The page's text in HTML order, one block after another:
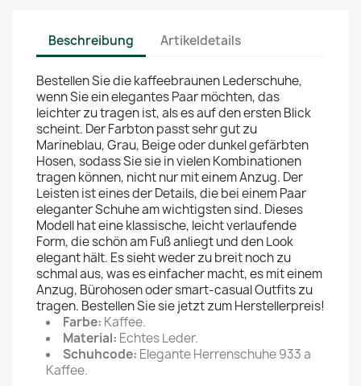
Beschreibung Artikeldetails
Bestellen Sie die kaffeebraunen Lederschuhe,
wenn Sie ein elegantes Paar möchten, das
leichter zu tragen ist, als es auf den ersten Blick
scheint. Der Farbton passt sehr gut zu
Marineblau, Grau, Beige oder dunkel gefärbten
Hosen, sodass Sie sie in vielen Kombinationen
tragen können, nicht nur mit einem Anzug. Der
Leisten ist eines der Details, die bei einem Paar
eleganter Schuhe am wichtigsten sind. Dieses
Modell hat eine klassische, leicht verlaufende
Form, die schön am Fuß anliegt und den Look
elegant hält. Es sieht weder zu breit noch zu
schmal aus, was es einfacher macht, es mit einem
Anzug, Bürohosen oder smart-casual Outfits zu
tragen. Bestellen Sie sie jetzt zum Herstellerpreis!
Farbe: Kaffee.
Material: Echtes Leder.
Schuhcode: Elegante Herrenschuhe 933 a
Kaffee.